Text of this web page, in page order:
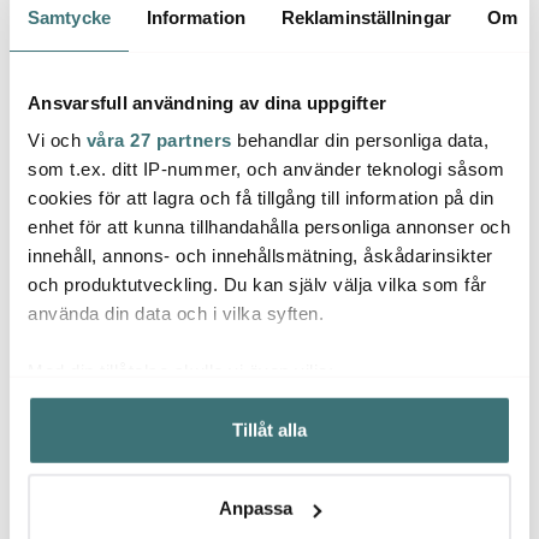
Samtycke Information Reklaminställningar Om
Ansvarsfull användning av dina uppgifter
Vi och våra 27 partners behandlar din personliga data,
som t.ex. ditt IP-nummer, och använder teknologi såsom
cookies för att lagra och få tillgång till information på din
enhet för att kunna tillhandahålla personliga annonser och
innehåll, annons- och innehållsmätning, åskådarinsikter
och produktutveckling. Du kan själv välja vilka som får
använda din data och i vilka syften.
Samla in information om din geografiska plats som
kan ha en noggrannhet på upp till flera meter
Identifiera din enhet genom att aktivt skanna den för
Ta reda på mer om hur dina personliga uppgifter
Tillåt alla
Anpassa
Royal Porcelain
Silver Paisley Såssnipa
Royal Porcelain
Angelina Platinum